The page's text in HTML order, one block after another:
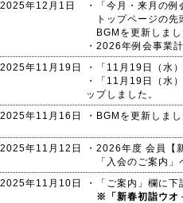
2025年12月1日
・「今月・来月の
トップページの先
BGMを更新しまし
・2026年例会事業
2025年11月19日
・「11月19日（水
・「11月19日（水
ップしました。
2025年11月16日
・BGMを更新しま
2025年11月12日
・2026年度 会員【
「入会のご案内」
2025年11月10日
・「ご案内」欄に下
※「新春初詣ウオ